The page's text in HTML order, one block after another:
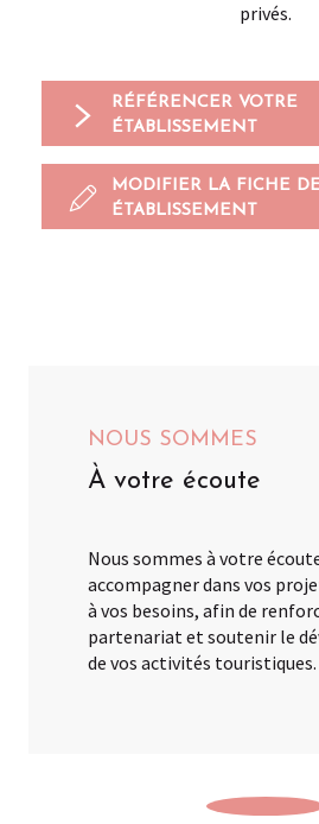
privés.
RÉFÉRENCER VOTRE
ÉTABLISSEMENT
MODIFIER LA FICHE
ÉTABLISSEMENT
NOUS SOMMES
À votre écoute
Nous sommes à votre
accompagner dans vos
à vos besoins, afin de
partenariat et soutenir le
de vos activités touristiques.